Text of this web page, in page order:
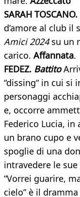
SARAH TOSCANO.
d’amore al club il
Amici 2024su un
carico. Affannata.
FEDEZ. Battito
“dissing“ in cui si
personaggi
e, occorre
Federico Lucia, in
un brano cupo e
spoglie di una
intravedere le
“Vorrei guarire,
cielo” è il